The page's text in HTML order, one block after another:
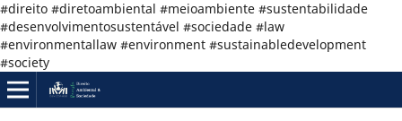
#direito #diretoambiental #meioambiente #sustentabilidade
#desenvolvimentosustentável #sociedade #law
#environmentallaw #environment #sustainabledevelopment
#society